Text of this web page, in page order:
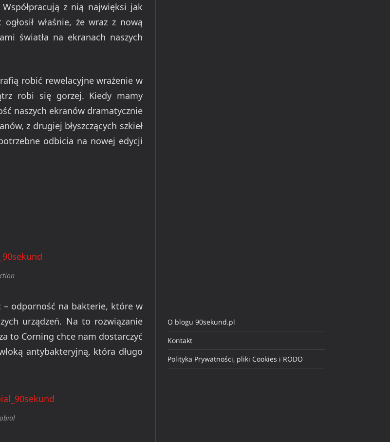
z nią najwięksi jak
właśnie, że wraz z nową
światła na ekranach naszych
robić rewelacyjne wrażenie w
robi się gorzej. Kiedy mamy
naszych ekranów dramatycznie
z drugiej błyszczących szkieł
odbicia na nowej edycji
– odporność na bakterie, które w
urządzeń. Na to rozwiązanie
to Corning chce nam dostarczyć
antybakteryjną, która długo
O blogu 90sekund.pl
Kontakt
Polityka Prywatności, pliki Cookies i RODO